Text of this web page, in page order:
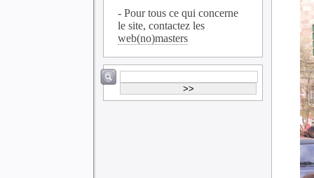
- Pour tous ce qui concerne
le site, contactez les
web(no)masters